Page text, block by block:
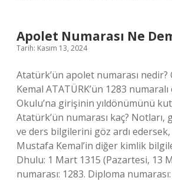
Apolet Numarası Ne
Tarih: Kasım 13, 2024
Atatürk’ün apolet numarası nedir?
Kemal ATATÜRK’ün 1283
Okulu’na girişinin yıldönümünü
Atatürk’ün numarası kaç? Notları,
ve ders bilgilerini göz ardı
Mustafa Kemal’in diğer kimlik
Dhulu: 1 Mart 1315 (Pazartesi, 13
numarası: 1283. Diploma